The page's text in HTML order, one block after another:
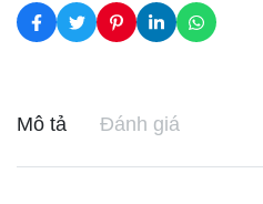
Mô tả Đánh giá